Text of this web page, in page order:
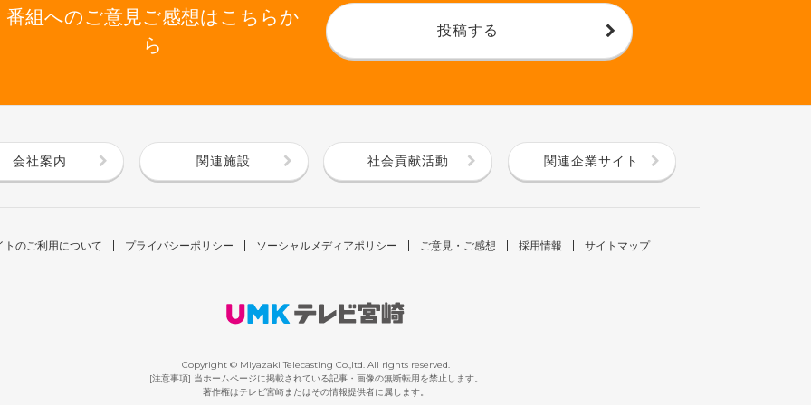
番組へのご意見ご感想はこちらか
ら
投稿する
会社案内 関連施設 社会貢献活動 関連企業サイト
トのご利用について プライバシーポリシー ソーシャルメディアポリシー ご意見・ご感想 採用情報 サイトマップ
Copyright © Miyazaki Telecasting Co.,ltd. All rights reserved.
[注意事項] 当ホームページに掲載されている記事・画像の無断転用を禁止します。
著作権はテレビ宮崎またはその情報提供者に属します。